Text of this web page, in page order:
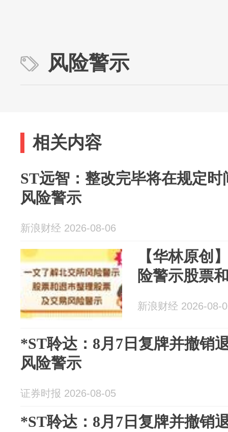
风险警示
相关内容
ST远智：整改完毕将在规定
风险警示
新浪财经 2026-08-06
【华林原创
险警示股票
新浪财经 2026-08-
*ST聆达：8月7日复牌并撤销
风险警示
证券时报 2026-08-05
*ST聆达：8月7日复牌并撤销